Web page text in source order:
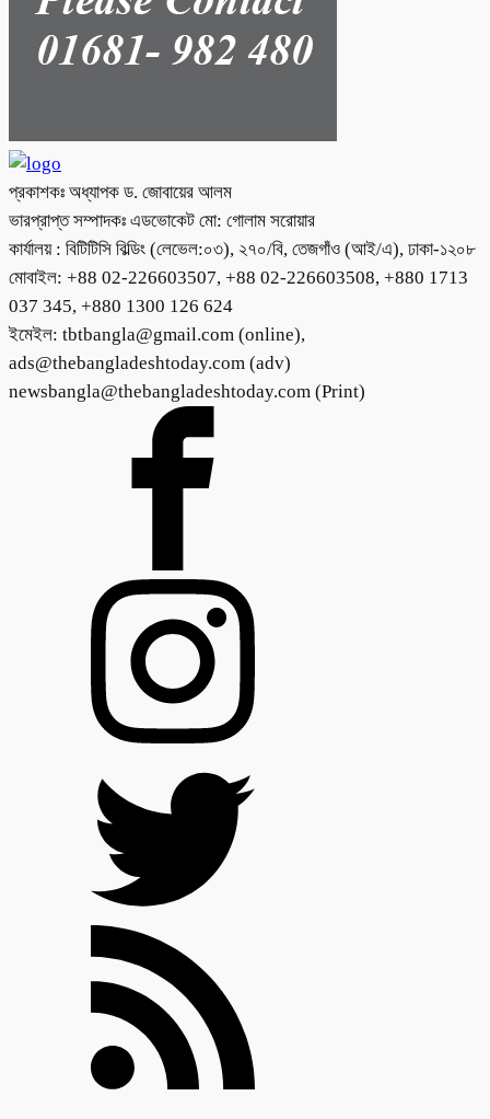
প্রকাশকঃ অধ্যাপক ড. জোবায়ের আলম
ভারপ্রাপ্ত সম্পাদকঃ এডভোকেট মো: গোলাম সরোয়ার
কার্যালয় : বিটিটিসি বিল্ডিং (লেভেল:০৩), ২৭০/বি, তেজগাঁও (আই/এ), ঢাকা-১২০৮
মোবাইল: +88 02-226603507, +88 02-226603508, +880 1713
037 345, +880 1300 126 624
ইমেইল: tbtbangla@gmail.com (online),
ads@thebangladeshtoday.com (adv)
newsbangla@thebangladeshtoday.com (Print)